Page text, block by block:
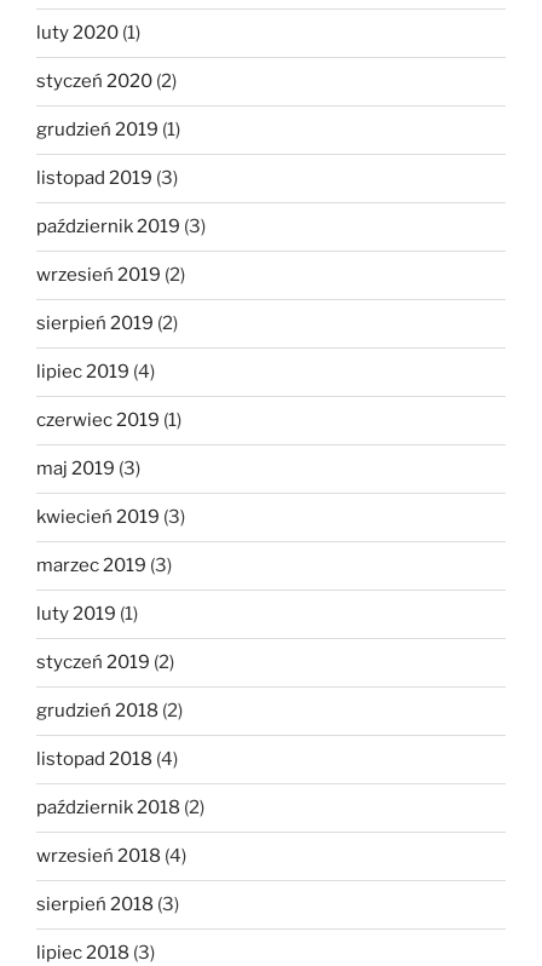
luty 2020 (1)
styczeń 2020 (2)
grudzień 2019 (1)
listopad 2019 (3)
październik 2019 (3)
wrzesień 2019 (2)
sierpień 2019 (2)
lipiec 2019 (4)
czerwiec 2019 (1)
maj 2019 (3)
kwiecień 2019 (3)
marzec 2019 (3)
luty 2019 (1)
styczeń 2019 (2)
grudzień 2018 (2)
listopad 2018 (4)
październik 2018 (2)
wrzesień 2018 (4)
sierpień 2018 (3)
lipiec 2018 (3)